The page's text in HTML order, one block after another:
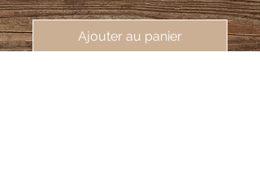
Ajouter au panier